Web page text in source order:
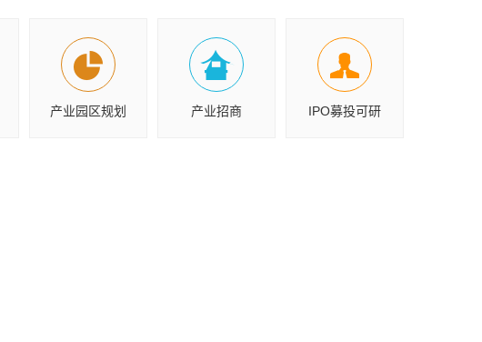
产业园区规划 产业招商 IPO募投可研